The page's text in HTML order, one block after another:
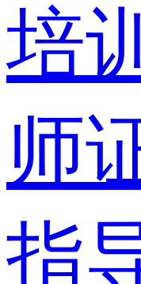
培
师
指